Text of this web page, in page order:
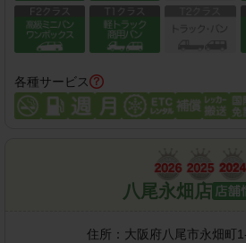
各種サービス
八尾永畑店
住所： 大阪府八尾市永畑町